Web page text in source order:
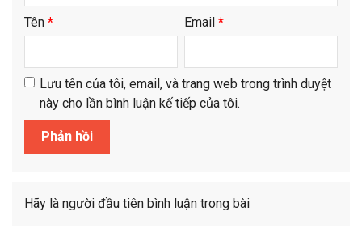
Tên * Email *
Lưu tên của tôi, email, và trang web trong trình duyệt
này cho lần bình luận kế tiếp của tôi.
Hãy là người đầu tiên bình luận trong bài